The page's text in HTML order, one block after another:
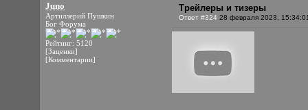
Juno
Артиллерий Пушкин
Бог Форума
Рейтинг: 5120
[Заценки]
[Комментарии]
Трейлеры и тизеры
Ответ #324 28 февраля 2023,